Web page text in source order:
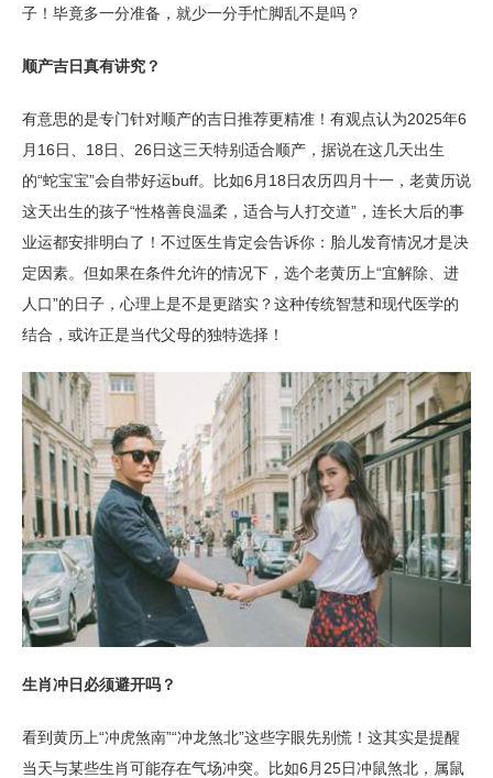
子！毕竟多一分准备，就少一分手忙脚乱不是吗？
顺产吉日真有讲究？
有意思的是专门针对顺产的吉日推荐更精准！有观点认为2025年6
月16日、18日、26日这三天特别适合顺产，据说在这几天出生
的“蛇宝宝”会自带好运buff。比如6月18日农历四月十一，老黄历说
这天出生的孩子“性格善良温柔，适合与人打交道”，连长大后的事
业运都安排明白了！不过医生肯定会告诉你：胎儿发育情况才是决
定因素。但如果在条件允许的情况下，选个老黄历上“宜解除、进
人口”的日子，心理上是不是更踏实？这种传统智慧和现代医学的
结合，或许正是当代父母的独特选择！
生肖冲日必须避开吗？
看到黄历上“冲虎煞南”“冲龙煞北”这些字眼先别慌！这其实是提醒
当天与某些生肖可能存在气场冲突。比如6月25日冲鼠煞北，属鼠